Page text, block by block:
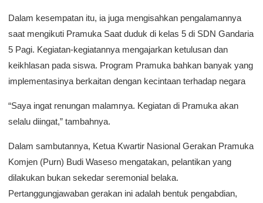
Dalam kesempatan itu, ia juga mengisahkan pengalamannya
saat mengikuti Pramuka Saat duduk di kelas 5 di SDN Gandaria
5 Pagi. Kegiatan-kegiatannya mengajarkan ketulusan dan
keikhlasan pada siswa. Program Pramuka bahkan banyak yang
implementasinya berkaitan dengan kecintaan terhadap negara
“Saya ingat renungan malamnya. Kegiatan di Pramuka akan
selalu diingat,” tambahnya.
Dalam sambutannya, Ketua Kwartir Nasional Gerakan Pramuka
Komjen (Purn) Budi Waseso mengatakan, pelantikan yang
dilakukan bukan sekedar seremonial belaka.
Pertanggungjawaban gerakan ini adalah bentuk pengabdian,